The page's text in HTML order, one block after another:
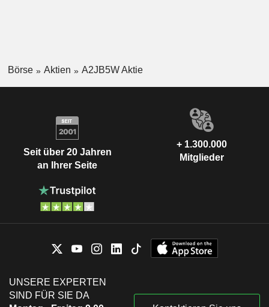
Börse Aktien A2JB5W Aktie
Seit über 20 Jahren
an Ihrer Seite
+ 1.300.000
Mitglieder
UNSERE EXPERTEN
SIND FÜR SIE DA